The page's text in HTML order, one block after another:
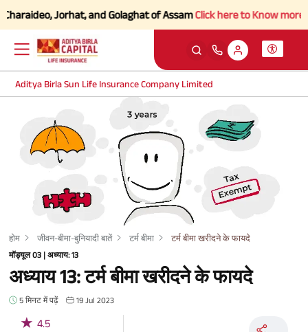
Jorhat, and Golaghat of AssamClick here to Know more.
Aditya Birla Sun Life Insurance Company Limited
होम जीवन-बीमा-बुनियादी बातें टर्म बीमा टर्म बीमा खरीदने के फायदे
मॉड्यूल 03 | अध्याय: 13
अध्याय 13: टर्म बीमा खरीदने के फायदे
5 मिनट में पढ़ें 19 Jul 2023
★ 4.5